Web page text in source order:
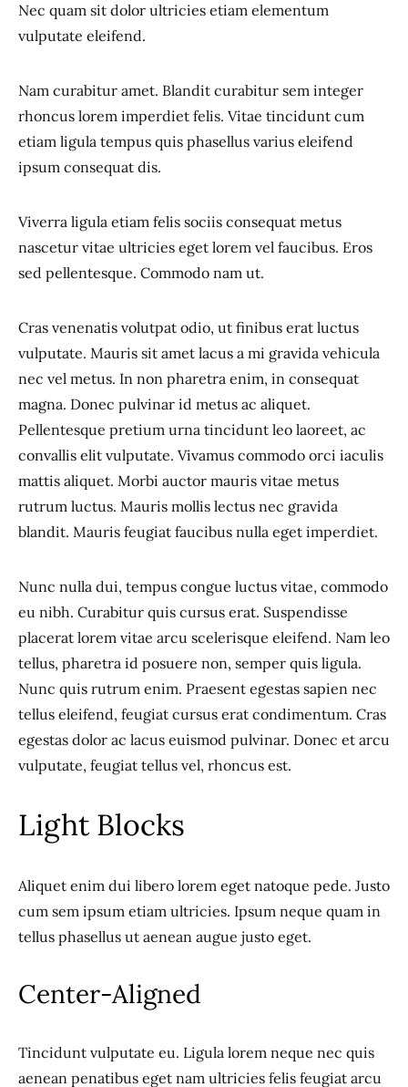
Nec quam sit dolor ultricies etiam elementum
vulputate eleifend.
Nam curabitur amet. Blandit curabitur sem integer
rhoncus lorem imperdiet felis. Vitae tincidunt cum
etiam ligula tempus quis phasellus varius eleifend
ipsum consequat dis.
Viverra ligula etiam felis sociis consequat metus
nascetur vitae ultricies eget lorem vel faucibus. Eros
sed pellentesque. Commodo nam ut.
Cras venenatis volutpat odio, ut finibus erat luctus
vulputate. Mauris sit amet lacus a mi gravida vehicula
nec vel metus. In non pharetra enim, in consequat
magna. Donec pulvinar id metus ac aliquet.
Pellentesque pretium urna tincidunt leo laoreet, ac
convallis elit vulputate. Vivamus commodo orci iaculis
mattis aliquet. Morbi auctor mauris vitae metus
rutrum luctus. Mauris mollis lectus nec gravida
blandit. Mauris feugiat faucibus nulla eget imperdiet.
Nunc nulla dui, tempus congue luctus vitae, commodo
eu nibh. Curabitur quis cursus erat. Suspendisse
placerat lorem vitae arcu scelerisque eleifend. Nam leo
tellus, pharetra id posuere non, semper quis ligula.
Nunc quis rutrum enim. Praesent egestas sapien nec
tellus eleifend, feugiat cursus erat condimentum. Cras
egestas dolor ac lacus euismod pulvinar. Donec et arcu
vulputate, feugiat tellus vel, rhoncus est.
Light Blocks
Aliquet enim dui libero lorem eget natoque pede. Justo
cum sem ipsum etiam ultricies. Ipsum neque quam in
tellus phasellus ut aenean augue justo eget.
Center-Aligned
Tincidunt vulputate eu. Ligula lorem neque nec quis
aenean penatibus eget nam ultricies felis feugiat arcu